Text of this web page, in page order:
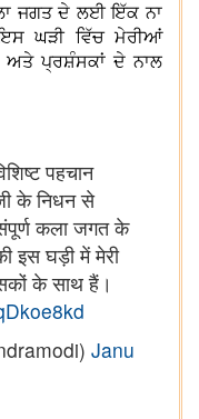
ਜਗਤ ਦੇ ਲਈ ਇੱਕ ਨਾ
ਘੜੀ ਵਿੱਚ ਮੇਰੀਆਂ
ਅਤੇ ਪ੍ਰਸ਼ੰਸਕਾਂ ਦੇ ਨਾਲ
पहचान
के निधन से
कला जगत के
इस घड़ी में मेरी
के साथ हैं।
Janu